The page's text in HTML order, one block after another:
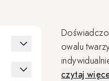
owalu
zapewnić
czytaj